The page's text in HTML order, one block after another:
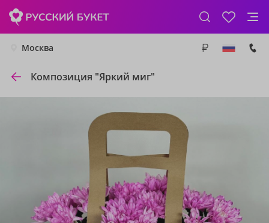
Москва
Композиция "Яркий миг"